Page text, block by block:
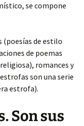
se compone
(poesías de estilo
de poemas
romances y
son una serie
estrofa).
Son sus